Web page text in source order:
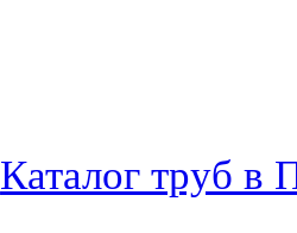
Каталог труб в